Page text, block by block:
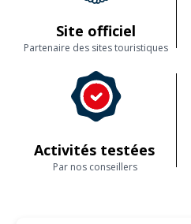
Site officiel
Partenaire des sites touristiques
Activités testées
Par nos conseillers